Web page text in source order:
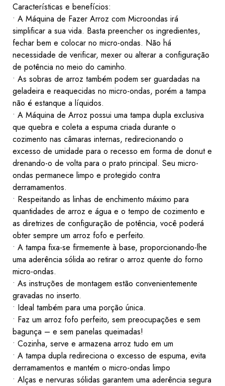
Características e benefícios:
• A Máquina de Fazer Arroz com Microondas irá
simplificar a sua vida. Basta preencher os ingredientes,
fechar bem e colocar no micro-ondas. Não há
necessidade de verificar, mexer ou alterar a configuração
de potência no meio do caminho.
• As sobras de arroz também podem ser guardadas na
geladeira e reaquecidas no micro-ondas, porém a tampa
não é estanque a líquidos.
• A Máquina de Arroz possui uma tampa dupla exclusiva
que quebra e coleta a espuma criada durante o
cozimento nas câmaras internas, redirecionando o
excesso de umidade para o recesso em forma de donut e
drenando-o de volta para o prato principal. Seu micro-
ondas permanece limpo e protegido contra
derramamentos.
• Respeitando as linhas de enchimento máximo para
quantidades de arroz e água e o tempo de cozimento e
as diretrizes de configuração de potência, você poderá
obter sempre um arroz fofo e perfeito.
• A tampa fixa-se firmemente à base, proporcionando-lhe
uma aderência sólida ao retirar o arroz quente do forno
micro-ondas.
• As instruções de montagem estão convenientemente
gravadas no inserto.
• Ideal também para uma porção única.
• Faz um arroz fofo perfeito, sem preocupações e sem
bagunça – e sem panelas queimadas!
• Cozinha, serve e armazena arroz tudo em um
• A tampa dupla redireciona o excesso de espuma, evita
derramamentos e mantém o micro-ondas limpo
• Alças e nervuras sólidas garantem uma aderência segura